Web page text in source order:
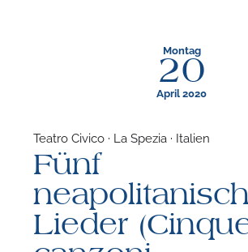
Montag
20
April 2020
Teatro Civico · La Spezia · Italien
Fünf
Lieder